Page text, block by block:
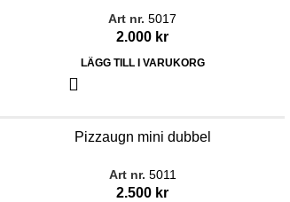
Art nr. 5017
2.000 kr
LÄGG TILL I VARUKORG
Pizzaugn mini dubbel
Art nr. 5011
2.500 kr